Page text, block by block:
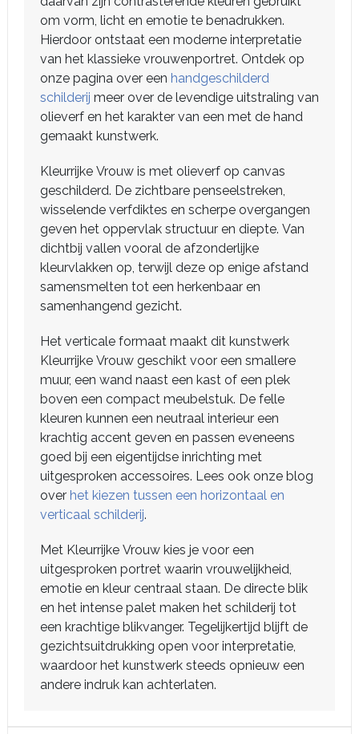
om vorm, licht en emotie te benadrukken.
Hierdoor ontstaat een moderne interpretatie
van het klassieke vrouwenportret. Ontdek op
onze pagina over een handgeschilderd
schilderij meer over de levendige uitstraling van
olieverf en het karakter van een met de hand
gemaakt kunstwerk.
Kleurrijke Vrouw is met olieverf op canvas
geschilderd. De zichtbare penseelstreken,
wisselende verfdiktes en scherpe overgangen
geven het oppervlak structuur en diepte. Van
dichtbij vallen vooral de afzonderlijke
kleurvlakken op, terwijl deze op enige afstand
samensmelten tot een herkenbaar en
samenhangend gezicht.
Het verticale formaat maakt dit kunstwerk
Kleurrijke Vrouw geschikt voor een smallere
muur, een wand naast een kast of een plek
boven een compact meubelstuk. De felle
kleuren kunnen een neutraal interieur een
krachtig accent geven en passen eveneens
goed bij een eigentijdse inrichting met
uitgesproken accessoires. Lees ook onze blog
over het kiezen tussen een horizontaal en
verticaal schilderij.
Met Kleurrijke Vrouw kies je voor een
uitgesproken portret waarin vrouwelijkheid,
emotie en kleur centraal staan. De directe blik
en het intense palet maken het schilderij tot
een krachtige blikvanger. Tegelijkertijd blijft de
gezichtsuitdrukking open voor interpretatie,
waardoor het kunstwerk steeds opnieuw een
andere indruk kan achterlaten.